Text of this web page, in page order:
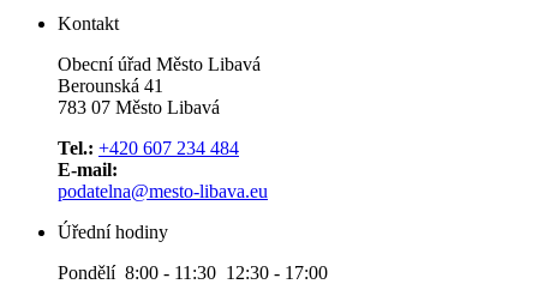
Kontakt
Obecní úřad Město Libavá
Berounská 41
783 07 Město Libavá
Tel.: +420 607 234 484
E-mail:
podatelna@mesto-libava.eu
Úřední hodiny
Pondělí 8:00 - 11:30 12:30 - 17:00